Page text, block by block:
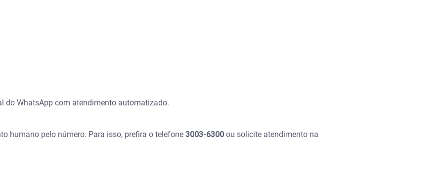
do WhatsApp com atendimento automatizado.
humano pelo número. Para isso, prefira o telefone 3003-6300 ou solicite atendimento na